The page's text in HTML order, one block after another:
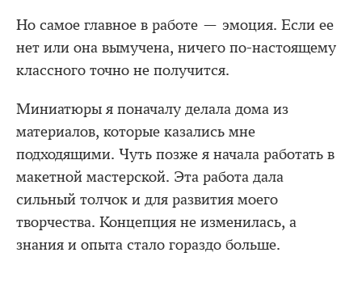
Но самое главное в работе — эмоция. Если ее
нет или она вымучена, ничего по-настоящему
классного точно не получится.
Миниатюры я поначалу делала дома из
материалов, которые казались мне
подходящими. Чуть позже я начала работать в
макетной мастерской. Эта работа дала
сильный толчок и для развития моего
творчества. Концепция не изменилась, а
знания и опыта стало гораздо больше.